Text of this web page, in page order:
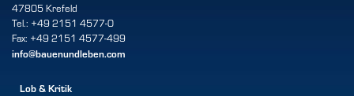
47805 Krefeld
Tel.: +49 2151 4577-0
Fax: +49 2151 4577-499
info@bauenundleben.com
Lob & Kritik